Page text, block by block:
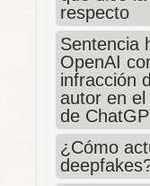
respecto
Sentencia
OpenAI
infracción
autor en
de
¿Cómo